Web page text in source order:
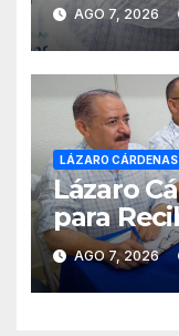
AGO 7, 2026
LÁZARO CÁRDENAS
Lázaro
para
Costa de
AGO 7, 2026